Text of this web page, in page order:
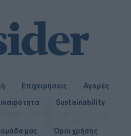
Επιχειρήσεις
Αγορές
Sustainability
ομάδα μας Όροι χρήσης